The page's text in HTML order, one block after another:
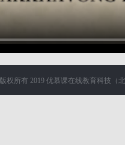
版权所有 2019 优慕课在线教育科技（